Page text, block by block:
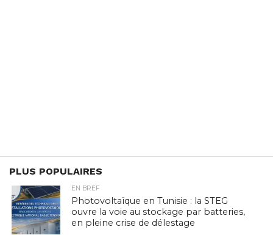
PLUS POPULAIRES
EN BREF
Photovoltaïque en Tunisie : la STEG
ouvre la voie au stockage par batteries,
en pleine crise de délestage